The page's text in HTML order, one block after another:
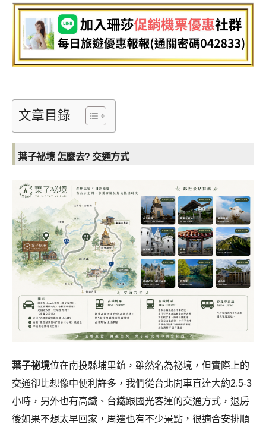
文章目錄
葉子祕境 怎麼去? 交通方式
葉子祕境位在南投縣埔里鎮，雖然名為祕境，但實際上的
交通卻比想像中便利許多，我們從台北開車直達大約2.5-3
小時，另外也有高鐵、台鐵跟國光客運的交通方式，退房
後如果不想太早回家，周邊也有不少景點，很適合安排順